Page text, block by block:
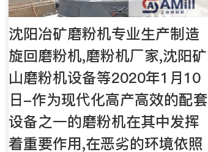
沈阳冶矿磨粉机专业生产制造
旋回磨粉机,磨粉机厂家,沈阳矿
山磨粉机设备等2020年1月10
日-作为现代化高产高效的配套
设备之一的磨粉机在其中发挥
着重要作用,在恶劣的环境依照